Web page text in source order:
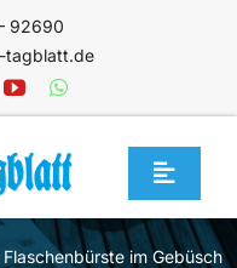
92690
tagblatt.de
Toggle
Flaschenbürste im Gebüsch